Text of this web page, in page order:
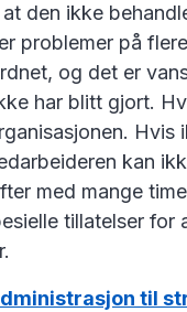
den ikke
problemer på
og det er
har blitt gjort.
Hvis
kan
med mange
tillatelser for
til